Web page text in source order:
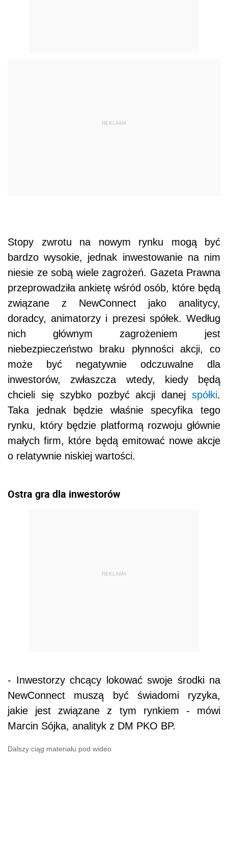
REKLAMA
Stopy zwrotu na nowym rynku mogą być
bardzo wysokie, jednak inwestowanie na nim
niesie ze sobą wiele zagrożeń. Gazeta Prawna
przeprowadziła ankietę wśród osób, które będą
związane z NewConnect jako analitycy,
doradcy, animatorzy i prezesi spółek. Według
nich głównym zagrożeniem jest
niebezpieczeństwo braku płynności akcji, co
może być negatywnie odczuwalne dla
inwestorów, zwłaszcza wtedy, kiedy będą
chcieli się szybko pozbyć akcji danej spółki.
Taka jednak będzie właśnie specyfika tego
rynku, który będzie platformą rozwoju głównie
małych firm, które będą emitować nowe akcje
o relatywnie niskiej wartości.
Ostra gra dla inwestorów
REKLAMA
- Inwestorzy chcący lokować swoje środki na
NewConnect muszą być świadomi ryzyka,
jakie jest związane z tym rynkiem - mówi
Marcin Sójka, analityk z DM PKO BP.
Dalszy ciąg materiału pod wideo